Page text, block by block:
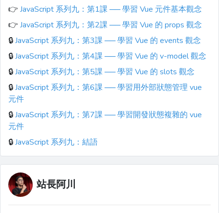
👉 JavaScript 系列九：第1課 ── 學習 Vue 元件基本觀念
👉 JavaScript 系列九：第2課 ── 學習 Vue 的 props 觀念
🔒JavaScript 系列九：第3課 ── 學習 Vue 的 events 觀念
🔒JavaScript 系列九：第4課 ── 學習 Vue 的 v-model 觀念
🔒JavaScript 系列九：第5課 ── 學習 Vue 的 slots 觀念
🔒JavaScript 系列九：第6課 ── 學習用外部狀態管理 vue
元件
🔒JavaScript 系列九：第7課 ── 學習開發狀態複雜的 vue
元件
🔒JavaScript 系列九：結語
站長阿川